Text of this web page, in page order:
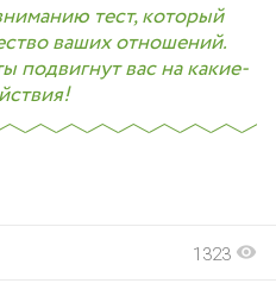
тест, который
ваших отношений.
подвигнут вас на какие-
1323 visibility